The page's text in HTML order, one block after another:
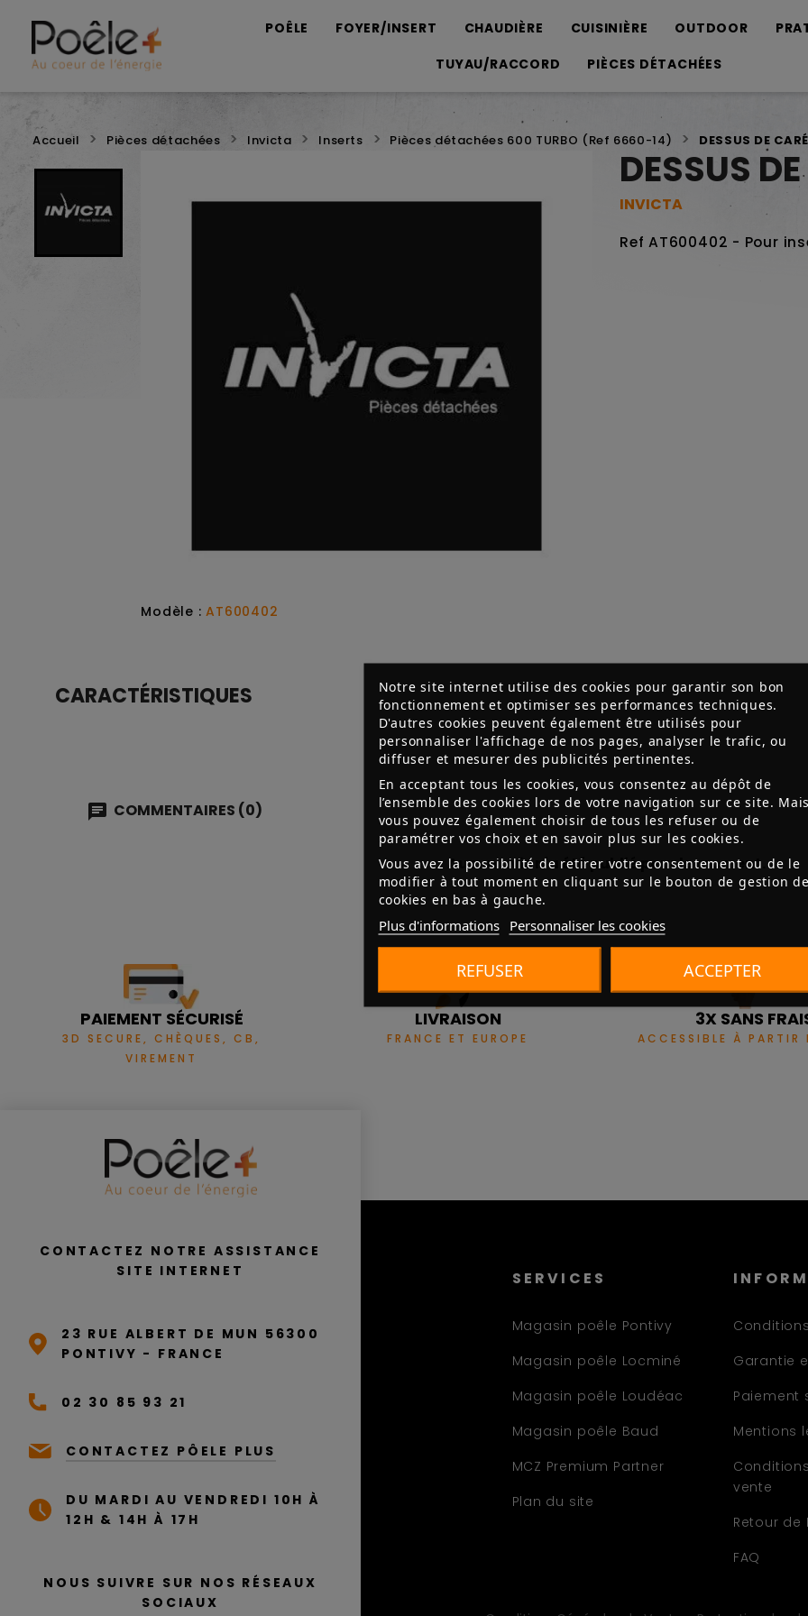
POÊLE FOYER/INSERT CHAUDIÈRE CUISINIÈRE OUTDOOR
TUYAU/RACCORD
PIÈCES DÉTACHÉES
Notre site internet utilise des cookies pour garantir son bon
fonctionnement et optimiser ses performances techniques.
D'autres cookies peuvent également être utilisés pour
personnaliser l'affichage de nos pages, analyser le trafic, ou
diffuser et mesurer des publicités pertinentes.
En acceptant tous les cookies, vous consentez au dépôt de
l’ensemble des cookies lors de votre navigation sur ce site.
vous pouvez également choisir de tous les refuser ou de
paramétrer vos choix et en savoir plus sur les cookies.
Vous avez la possibilité de retirer votre consentement ou de le
modifier à tout moment en cliquant sur le bouton de gestion
cookies en bas à gauche.
Plus d'informations Personnaliser les cookies
REFUSER ACCEPTER
Accueil Pièces détachées Invicta Inserts Pièces détachées 600 TURBO (Ref 6660-14) DESSUS DE
Modèle :AT600402
DESSUS
INVICTA
Ref AT600402 - Pour
CARACTÉRISTIQUES
COMMENTAIRES (0)
Aucun avis n'a été publié pour le moment.
PAIEMENT SÉCURISÉ
3D SECURE, CHÈQUES, CB,
VIREMENT
LIVRAISON
FRANCE ET EUROPE
3X SANS
ACCESSIBLE À
CONTACTEZ NOTRE ASSISTANCE
SITE INTERNET
23 RUE ALBERT DE MUN 56300
PONTIVY - FRANCE
02 30 85 93 21
CONTACTEZ PÔELE PLUS
DU MARDI AU VENDREDI 10H À
12H & 14H À 17H
NOUS SUIVRE SUR NOS RÉSEAUX
SOCIAUX
SERVICES
Magasin poêle Pontivy
Magasin poêle Locminé
Magasin poêle Loudéac
Magasin poêle Baud
MCZ Premium Partner
Plan du site
Garantie
Paiement
Mentions
vente
Retour de
FAQ